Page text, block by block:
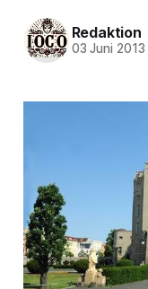
Redaktion
03 Juni 2013